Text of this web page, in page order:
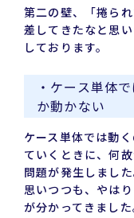
第二の壁、「捲ら
差してきたなと思
しております。
・ケース単体
か動かない
ケース単体では動
ていくときに、何
問題が発生しまし
思いつつも、やは
が分かってきました